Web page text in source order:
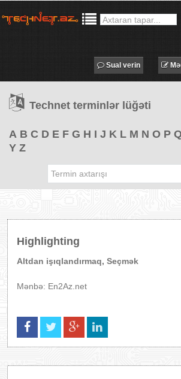
Sual verin
Technet terminlər lüğəti
A B C D E F G H I J K L M N O P
Y Z
Highlighting
Altdan işıqlandırmaq, Seçmək
Mənbə: En2Az.net